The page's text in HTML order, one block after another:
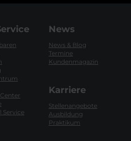
Service
News
News & Blog
Termine
Kundenmagazin
Karriere
Stellenangebote
Ausbildung
Praktikum